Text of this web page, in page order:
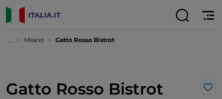
... Milano Gatto Rosso Bistrot
Gatto Rosso Bistrot